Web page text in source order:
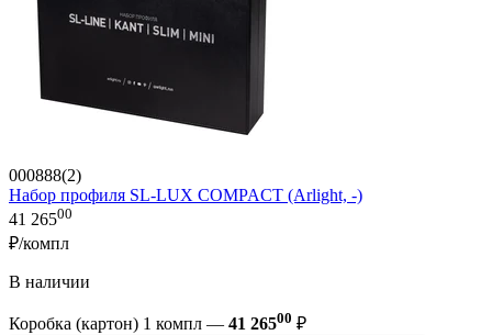
000888(2)
Набор профиля SL-LUX COMPACT (Arlight, -)
41 26500
₽/компл
В наличии
Коробка (картон) 1 компл — 41 26500 ₽